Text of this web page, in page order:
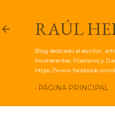
RAÚL
Blog dedicado al escritor,
Incoherentes, Postismo y
https://www.facebook.com/
PÁGINA PRINCIPAL